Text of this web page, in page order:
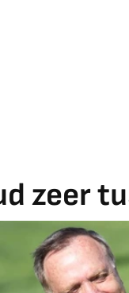
zeer